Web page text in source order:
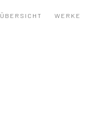
ÜBERSICHT WERKE